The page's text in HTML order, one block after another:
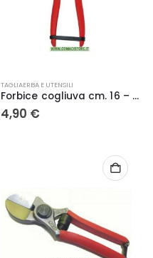
TAGLIAERBA E UTENSILI
Forbice cogliuva cm. 16 – LIF
4,90 €